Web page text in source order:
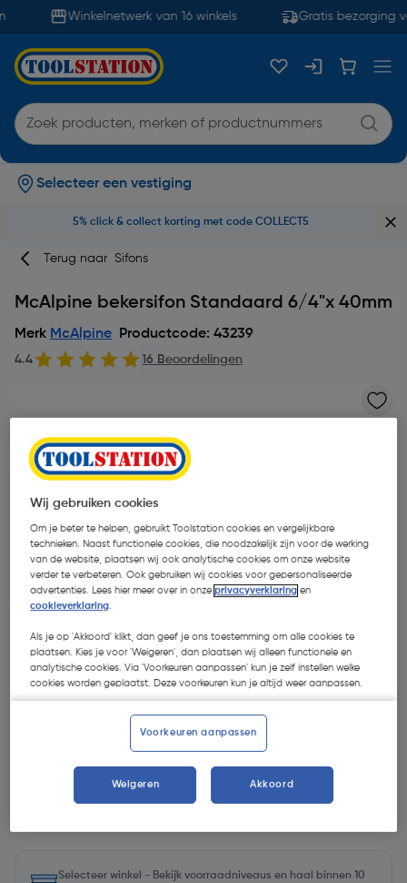
Winkelnetwerk van 16 winkels Gratis bezorging
Selecteer een vestiging
5% click & collect korting met code COLLECT5
Terug naar Sifons
McAlpine bekersifon Standaard 6/4"x 40mm
Merk McAlpine Productcode: 43239
4.4 16 Beoordelingen
€ 7,34| Excl. btw € 6,07
Kies productvariant(2)
Selecteer winkel - Bekijk voorraadniveaus en haal binnen 10
Wij gebruiken cookies
Om je beter te helpen, gebruikt Toolstation cookies en vergelijkbare
technieken. Naast functionele cookies, die noodzakelijk zijn voor de werking
van de website, plaatsen wij ook analytische cookies om onze website
verder te verbeteren. Ook gebruiken wij cookies voor gepersonaliseerde
advertenties. Lees hier meer over in onzeprivacyverklaring en
cookieverklaring
Als je op 'Akkoord' klikt, dan geef je ons toestemming om alle cookies te
plaatsen. Kies je voor 'Weigeren', dan plaatsen wij alleen functionele en
analytische cookies. Via 'Voorkeuren aanpassen' kun je zelf instellen welke
cookies worden geplaatst. Deze voorkeuren kun je altijd weer aanpassen.
Voorkeuren aanpassen
Weigeren Akkoord